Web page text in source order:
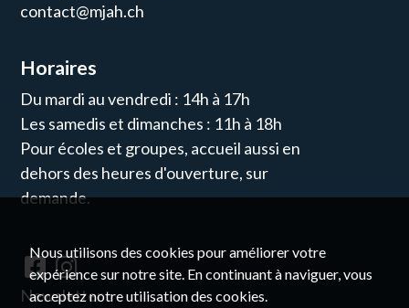
contact@mjah.ch
Horaires
Du mardi au vendredi : 14h à 17h
Les samedis et dimanches : 11h à 18h
Pour écoles et groupes, accueil aussi en
dehors des heures d'ouverture, sur
demande.
Newsletter
Nous utilisons des cookies pour améliorer votre
expérience sur notre site. En continuant à naviguer, vous
acceptez notre utilisation des cookies.